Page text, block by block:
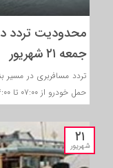
محدودیت‌ تردد
جمعه ۲۱ شهریور
حمل خودرو از ۰۷:۰۰ تا ۱۴:۰۰ ممنوع است.
۲۱
شهریور